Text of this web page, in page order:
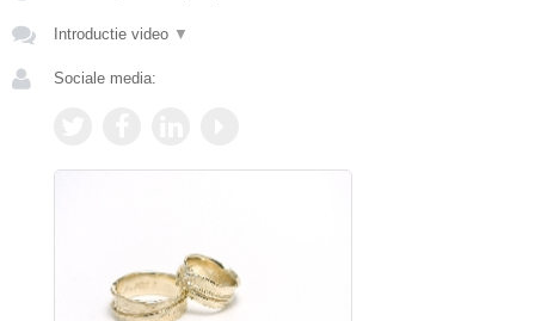
Introductie video ▼
Sociale media: